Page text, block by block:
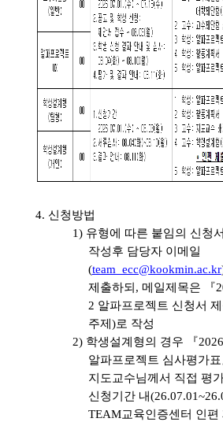
4. 신청방법
1) 유형에 따른 붙임의 신청
작성후 담당자 이메일
(team_ecc@kookmin.ac.kr
제출하되 , 메일제목은 『
2 알파프로젝트 신청서
주제 )로 작성
2) 학생설계형의 경우 『2026
알파프로젝트 심사평가표
지도교수님께서 직접 평
신청기간 내
TEAM교육인증센터 인편